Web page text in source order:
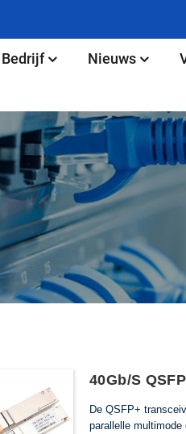
Bedrijf Nieuws
40Gb/s
De QSFP+
parallelle